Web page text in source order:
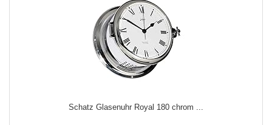
Schatz Glasenuhr Royal 180 chrom ...